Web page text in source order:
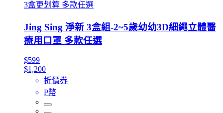
3盒更划算 多款任選
Jing Sing 淨新 3盒組-2~5歲幼幼3D細繩立體醫
療用口罩 多款任選
$599
$1,200
折價券
P幣